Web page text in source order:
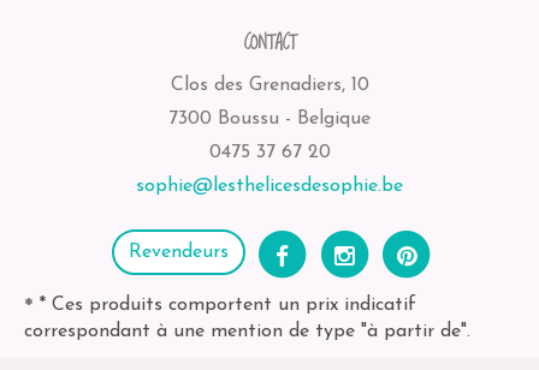
CONTACT
Clos des Grenadiers, 10
7300 Boussu - Belgique
0475 37 67 20
sophie@lesthelicesdesophie.be
Revendeurs
* * Ces produits comportent un prix indicatif
correspondant à une mention de type "à partir de".